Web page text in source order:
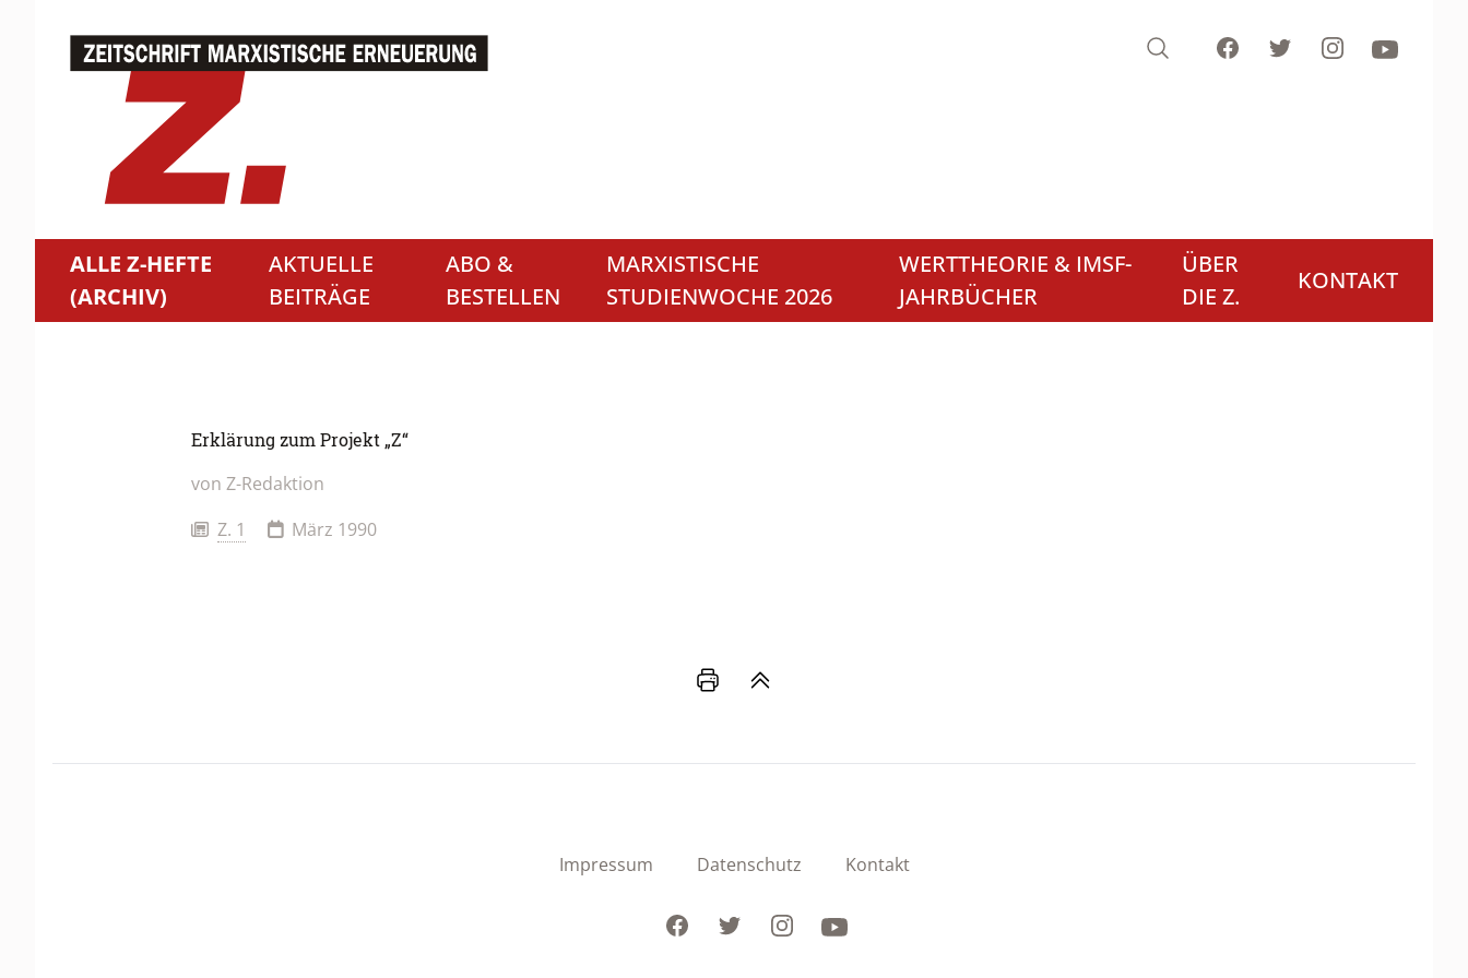
Search FacebookTwitterInstagramYoutube
ALLE Z-HEFTE
(ARCHIV)
AKTUELLE
BEITRÄGE
ABO &
BESTELLEN
MARXISTISCHE
STUDIENWOCHE 2026
WERTTHEORIE & IMSF-
JAHRBÜCHER
ÜBER
DIE Z.
KONTAKT
Erklärung zum Projekt „Z“
von Z-Redaktion
Z. 1
März 1990
Impressum Datenschutz Kontakt
FacebookTwitterInstagramYoutube